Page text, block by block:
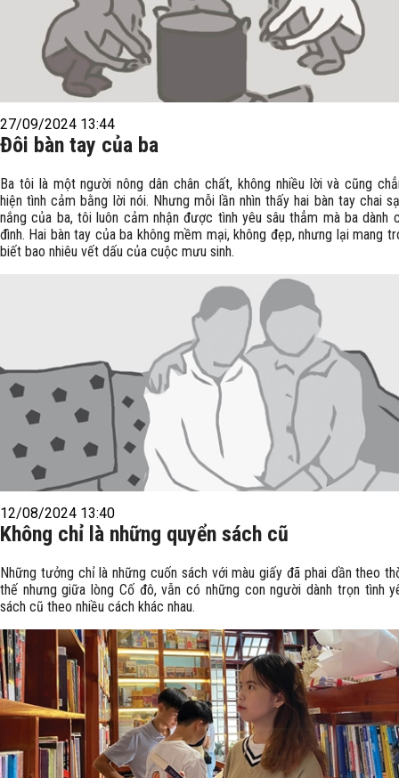
27/09/2024 13:44
Đôi bàn tay của ba
Ba tôi là một người nông dân chân chất, không nhiều lời và cũng
hiện tình cảm bằng lời nói. Nhưng mỗi lần nhìn thấy hai bàn tay chai
nắng của ba, tôi luôn cảm nhận được tình yêu sâu thẳm mà ba dành
đình. Hai bàn tay của ba không mềm mại, không đẹp, nhưng lại mang
biết bao nhiêu vết dấu của cuộc mưu sinh.
12/08/2024 13:40
Không chỉ là những quyển sách cũ
Những tưởng chỉ là những cuốn sách với màu giấy đã phai dần theo
thế nhưng giữa lòng Cố đô, vẫn có những con người dành trọn tình
sách cũ theo nhiều cách khác nhau.